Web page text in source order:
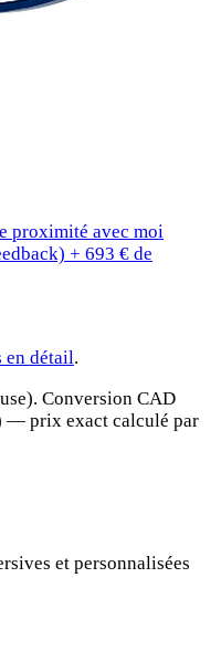
proximité avec moi
+ 693 € de
en détail.
Conversion CAD
— prix exact calculé par
et personnalisées